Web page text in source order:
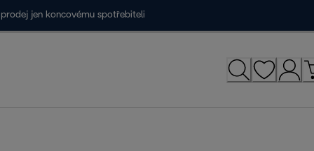
jen koncovému spotřebiteli